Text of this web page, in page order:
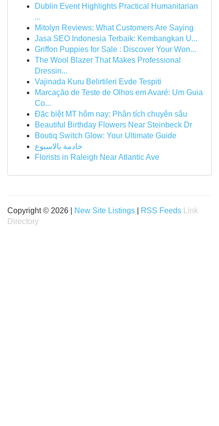
Dublin Event Highlights Practical Humanitarian
...
Mitolyn Reviews: What Customers Are Saying
Jasa SEO Indonesia Terbaik: Kembangkan U...
Griffon Puppies for Sale : Discover Your Won...
The Wool Blazer That Makes Professional
Dressin...
Vajinada Kuru Belirtileri Evde Tespiti
Marcação de Teste de Olhos em Avaré: Um Guia
Co...
Đặc biệt MT hôm nay: Phân tích chuyên sâu
Beautiful Birthday Flowers Near Steinbeck Dr
Boutiq Switch Glow: Your Ultimate Guide
خادمة بالاسبوع
Florists in Raleigh Near Atlantic Ave
Copyright © 2026 | New Site Listings RSS Feeds
Link
Directory